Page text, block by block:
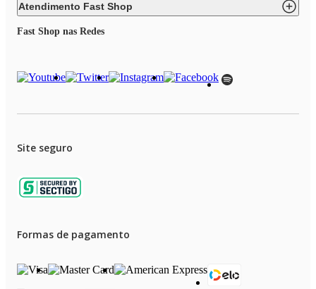
Atendimento Fast Shop
Fast Shop nas Redes
Site seguro
Formas de pagamento